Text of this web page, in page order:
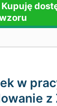
Kupuję
w
z